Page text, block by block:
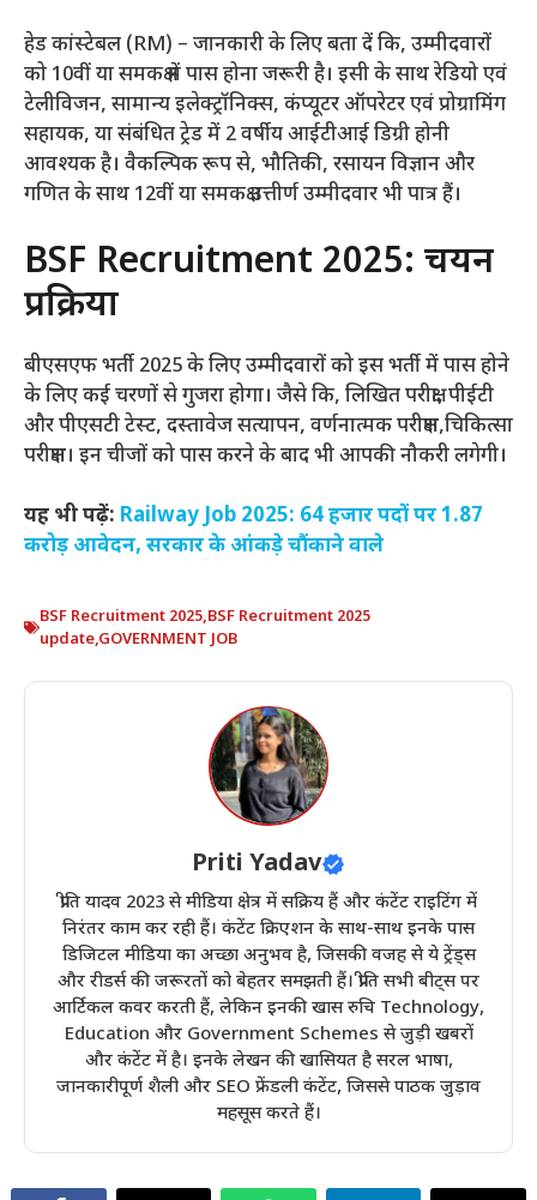
हेड कांस्टेबल (RM) – जानकारी के लिए बता दें कि, उम्मीदवारों
को 10वीं या समकक्ष में पास होना जरूरी है। इसी के साथ रेडियो एवं
टेलीविजन, सामान्य इलेक्ट्रॉनिक्स, कंप्यूटर ऑपरेटर एवं प्रोग्रामिंग
सहायक, या संबंधित ट्रेड में 2 वर्षीय आईटीआई डिग्री होनी
आवश्यक है। वैकल्पिक रूप से, भौतिकी, रसायन विज्ञान और
गणित के साथ 12वीं या समकक्ष उत्तीर्ण उम्मीदवार भी पात्र हैं।
BSF Recruitment 2025: चयन
प्रक्रिया
बीएसएफ भर्ती 2025 के लिए उम्मीदवारों को इस भर्ती में पास होने
के लिए कई चरणों से गुजरा होगा। जैसे कि, लिखित परीक्षा, पीईटी
और पीएसटी टेस्ट, दस्तावेज सत्यापन, वर्णनात्मक परीक्षण,चिकित्सा
परीक्षण। इन चीजों को पास करने के बाद भी आपकी नौकरी लगेगी।
यह भी पढ़ें: Railway Job 2025: 64 हजार पदों पर 1.87
करोड़ आवेदन, सरकार के आंकड़े चौंकाने वाले
BSF Recruitment 2025,BSF Recruitment 2025
update,GOVERNMENT JOB
Priti Yadav
प्रीति यादव 2023 से मीडिया क्षेत्र में सक्रिय हैं और कंटेंट राइटिंग में
निरंतर काम कर रही हैं। कंटेंट क्रिएशन के साथ-साथ इनके पास
डिजिटल मीडिया का अच्छा अनुभव है, जिसकी वजह से ये ट्रेंड्स
और रीडर्स की जरूरतों को बेहतर समझती हैं। प्रीति सभी बीट्स पर
आर्टिकल कवर करती हैं, लेकिन इनकी खास रुचि Technology,
Education और Government Schemes से जुड़ी खबरों
और कंटेंट में है। इनके लेखन की खासियत है सरल भाषा,
जानकारीपूर्ण शैली और SEO फ्रेंडली कंटेंट, जिससे पाठक जुड़ाव
महसूस करते हैं।